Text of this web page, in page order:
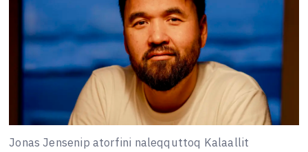
Jonas Jensenip atorfini naleqquttoq Kalaallit